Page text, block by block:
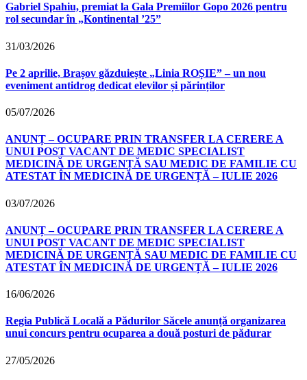
Gabriel Spahiu, premiat la Gala Premiilor Gopo 2026 pentru
rol secundar în „Kontinental ’25”
31/03/2026
Pe 2 aprilie, Brașov găzduiește „Linia ROȘIE” – un nou
eveniment antidrog dedicat elevilor și părinților
05/07/2026
ANUNȚ – OCUPARE PRIN TRANSFER LA CERERE A
UNUI POST VACANT DE MEDIC SPECIALIST
MEDICINĂ DE URGENȚĂ SAU MEDIC DE FAMILIE CU
ATESTAT ÎN MEDICINĂ DE URGENȚĂ – IULIE 2026
03/07/2026
ANUNȚ – OCUPARE PRIN TRANSFER LA CERERE A
UNUI POST VACANT DE MEDIC SPECIALIST
MEDICINĂ DE URGENȚĂ SAU MEDIC DE FAMILIE CU
ATESTAT ÎN MEDICINĂ DE URGENȚĂ – IULIE 2026
16/06/2026
Regia Publică Locală a Pădurilor Săcele anunță organizarea
unui concurs pentru ocuparea a două posturi de pădurar
27/05/2026